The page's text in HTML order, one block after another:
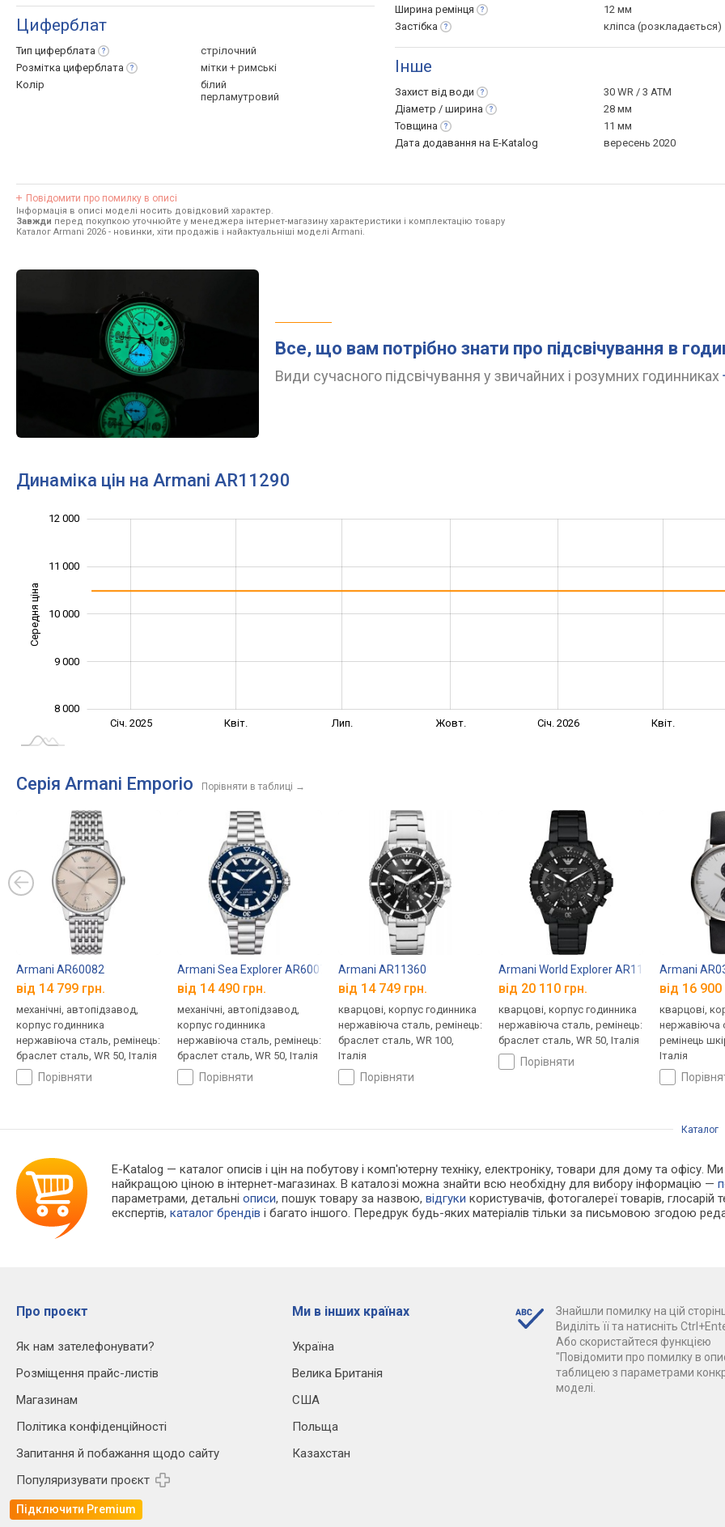
Циферблат
Тип циферблата
стрілочний
Розмітка циферблата
мітки + римські
Колір
білий
перламутровий
Ширина ремінця
12 мм
Застібка
кліпса (розкладається)
Інше
Захист від води
30 WR / 3 ATM
Діаметр / ширина
28 мм
Товщина
11 мм
Дата додавання на E-Katalog
вересень 2020
Повідомити про помилку в описі
Інформація в описі моделі носить довідковий характер.
Завжди перед покупкою уточнюйте у менеджера інтернет-магазину характеристики і комплектацію товару
Каталог Armani 2026 - новинки, хіти продажів і найактуальніші моделі Armani.
Все, що вам потрібно знати про підсвічування в
Види сучасного підсвічування у звичайних і розумних годинниках
Динаміка цін на Armani AR11290
Середня ціна 10 000
8 000
9 000
10 000
11 000
12 000
Січ. 2025 Квіт. Лип. Жовт. Січ. 2026 Квіт.
Серія Armani Emporio Порівняти в таблиці →
Armani AR60082
від 14 799 грн.
механічні, автопідзавод,
корпус годинника
нержавіюча сталь, ремінець:
браслет сталь, WR 50, Італія
порівняти
Armani Sea Explorer AR60079
від 14 490 грн.
механічні, автопідзавод,
корпус годинника
нержавіюча сталь, ремінець:
браслет сталь, WR 50, Італія
порівняти
Armani AR11360
від 14 749 грн.
кварцові, корпус годинника
нержавіюча сталь, ремінець:
браслет сталь, WR 100,
Італія
порівняти
Armani World Explorer AR11784
від 20 110 грн.
кварцові, корпус годинника
нержавіюча сталь, ремінець:
браслет сталь, WR 50, Італія
порівняти
Armani
від 16 900
кварцові,
нержавіюча
ремінець
Італія
Каталог
E-Katalog — каталог описів і цін на побутову і комп'ютерну техніку, електроніку, товари для дому та офісу.
найкращою ціною в інтернет-магазинах. В каталозі можна знайти всю необхідну для вибору інформацію —
параметрами, детальніописи, пошук товару за назвою,відгуки користувачів, фотогалереї товарів, глосарій
експертів,каталог брендів і багато іншого. Передрук будь-яких матеріалів тільки за письмовою згодою
Про проєкт
Як нам зателефонувати?
Розміщення прайс-листів
Магазинам
Політика конфіденційності
Запитання й побажання щодо сайту
Популяризувати проєкт
Підключити Premium
Ми в інших країнах
Україна
Велика Британія
США
Польща
Казахстан
Знайшли помилку на цій
Виділіть її та натисніть
Або скористайтеся функцією
"Повідомити про помилку в
таблицею з параметрами
моделі.